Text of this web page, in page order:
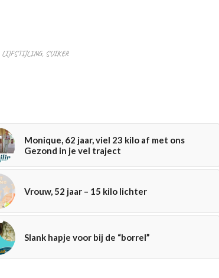
LIJFSTIJLING, SUIKER
Monique, 62 jaar, viel 23 kilo af met ons
Gezond in je vel traject
Vrouw, 52 jaar – 15 kilo lichter
Slank hapje voor bij de “borrel”